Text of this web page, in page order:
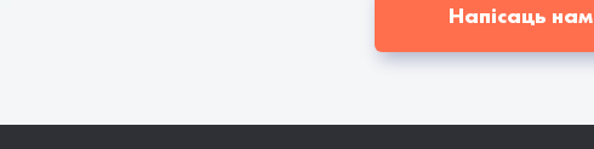
Напісаць нам